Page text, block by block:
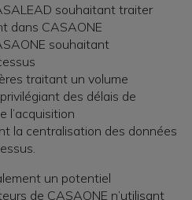
souhaitant traiter
dans CASAONE
souhaitant
traitant un volume
des délais de
l’acquisition
la centralisation des données
un potentiel
de CASAONE n’utilisant